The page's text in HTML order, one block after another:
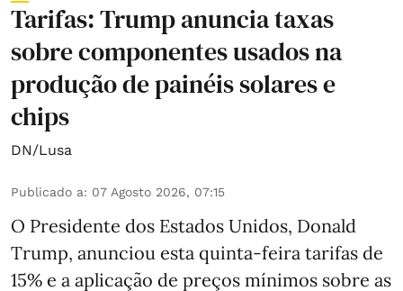
Tarifas: Trump anuncia taxas
sobre componentes usados na
produção de painéis solares e
chips
DN/Lusa
Publicado a: 07 Agosto 2026, 07:15
O Presidente dos Estados Unidos, Donald
Trump, anunciou esta quinta-feira tarifas de
15% e a aplicação de preços mínimos sobre as